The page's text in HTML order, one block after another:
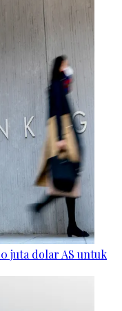
juta dolar AS untuk